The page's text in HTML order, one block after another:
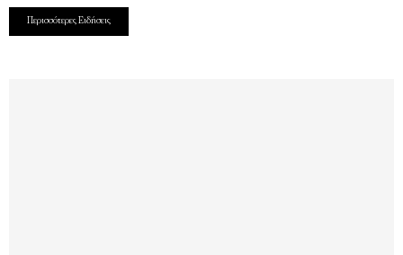
Περισσότερες Ειδήσεις